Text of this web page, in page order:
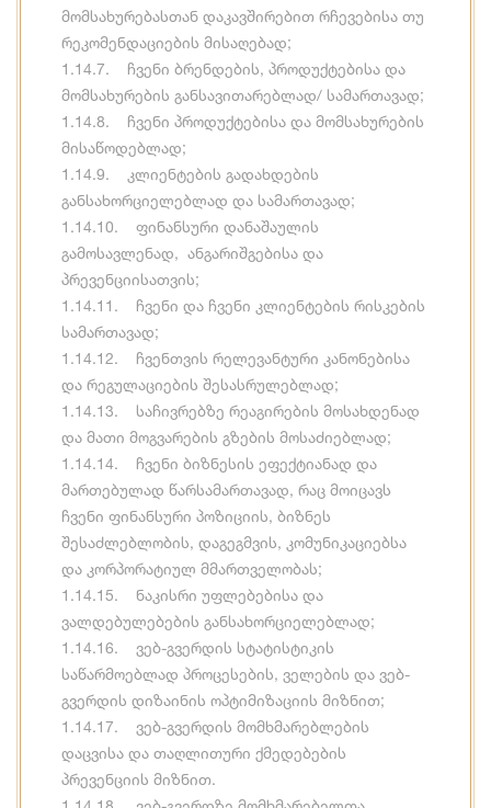
მომსახურებასთან დაკავშირებით რჩევებისა თუ
რეკომენდაციების მისაღებად;
1.14.7. ჩვენი ბრენდების, პროდუქტებისა და
მომსახურების განსავითარებლად/ სამართავად;
1.14.8. ჩვენი პროდუქტებისა და მომსახურების
მისაწოდებლად;
1.14.9. კლიენტების გადახდების
განსახორციელებლად და სამართავად;
1.14.10. ფინანსური დანაშაულის
გამოსავლენად, ანგარიშგებისა და
პრევენციისათვის;
1.14.11. ჩვენი და ჩვენი კლიენტების რისკების
სამართავად;
1.14.12. ჩვენთვის რელევანტური კანონებისა
და რეგულაციების შესასრულებლად;
1.14.13. საჩივრებზე რეაგირების მოსახდენად
და მათი მოგვარების გზების მოსაძიებლად;
1.14.14. ჩვენი ბიზნესის ეფექტიანად და
მართებულად წარსამართავად, რაც მოიცავს
ჩვენი ფინანსური პოზიციის, ბიზნეს
შესაძლებლობის, დაგეგმვის, კომუნიკაციებსა
და კორპორატიულ მმართველობას;
1.14.15. ნაკისრი უფლებებისა და
ვალდებულებების განსახორციელებლად;
1.14.16. ვებ-გვერდის სტატისტიკის
საწარმოებლად პროცესების, ველების და ვებ-
გვერდის დიზაინის ოპტიმიზაციის მიზნით;
1.14.17. ვებ-გვერდის მომხმარებლების
დაცვისა და თაღლითური ქმედებების
პრევენციის მიზნით.